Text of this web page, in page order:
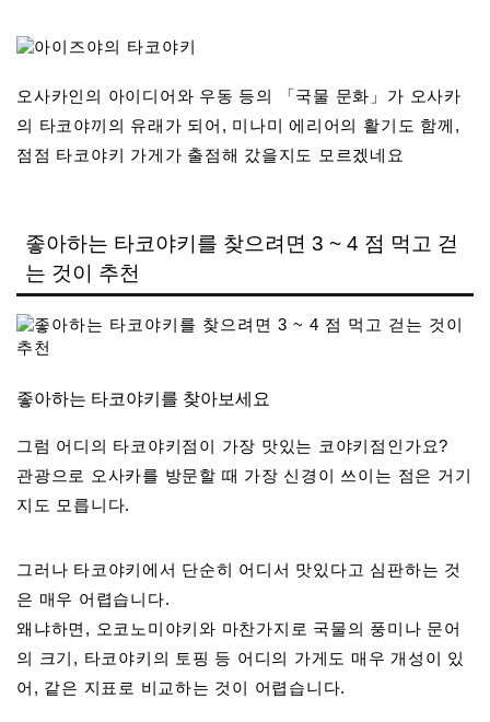
오사카인의 아이디어와 우동 등의 「국물 문화」가 오사카
의 타코야끼의 유래가 되어, 미나미 에리어의 활기도 함께,
점점 타코야키 가게가 출점해 갔을지도 모르겠네요
좋아하는 타코야키를 찾으려면 3 ~ 4 점 먹고 걷
는 것이 추천
좋아하는 타코야키를 찾아보세요
그럼 어디의 타코야키점이 가장 맛있는 코야키점인가요?
관광으로 오사카를 방문할 때 가장 신경이 쓰이는 점은 거기
지도 모릅니다.
그러나 타코야키에서 단순히 어디서 맛있다고 심판하는 것
은 매우 어렵습니다.
왜냐하면, 오코노미야키와 마찬가지로 국물의 풍미나 문어
의 크기, 타코야키의 토핑 등 어디의 가게도 매우 개성이 있
어, 같은 지표로 비교하는 것이 어렵습니다.